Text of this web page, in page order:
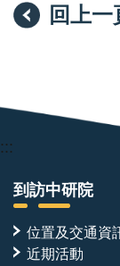
回上一
:::
到訪中研院
位置及交通資
近期活動